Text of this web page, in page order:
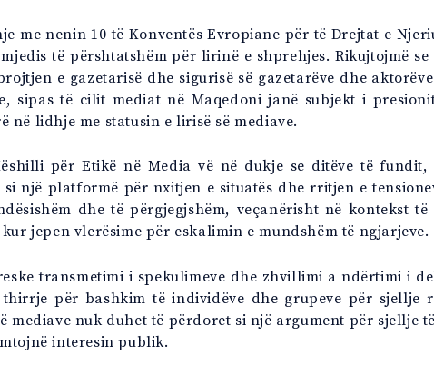
me nenin 10 të Konventës Evropiane për të Drejtat e
të përshtatshëm për lirinë e shprehjes. Rikujtojmë
e gazetarisë dhe sigurisë së gazetarëve dhe
sipas të cilit mediat në Maqedoni janë subjekt i
në lidhje me statusin e lirisë së mediave.
për Etikë në Media vë në dukje se ditëve të
një platformë për nxitjen e situatës dhe rritjen e
dhe të përgjegjshëm, veçanërisht në kontekst
jepen vlerësime për eskalimin e mundshëm të ngjarjeve.
transmetimi i spekulimeve dhe zhvillimi a ndërtimi i
për bashkim të individëve dhe grupeve për
mediave nuk duhet të përdoret si një argument për
interesin publik.